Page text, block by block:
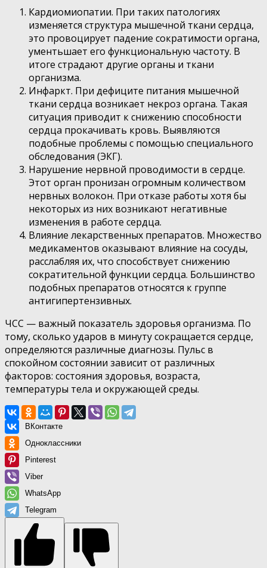
Кардиомиопатии. При таких патологиях
изменяется структура мышечной ткани сердца,
это провоцирует падение сократимости органа,
ументьшает его функциональную частоту. В
итоге страдают другие органы и ткани
организма.
Инфаркт. При дефиците питания мышечной
ткани сердца возникает некроз органа. Такая
ситуация приводит к снижению способности
сердца прокачивать кровь. Выявляются
подобные проблемы с помощью специального
обследования (ЭКГ).
Нарушение нервной проводимости в сердце.
Этот орган пронизан огромным количеством
нервных волокон. При отказе работы хотя бы
некоторых из них возникают негативные
изменения в работе сердца.
Влияние лекарственных препаратов. Множество
медикаментов оказывают влияние на сосуды,
расслабляя их, что способствует снижению
сократительной функции сердца. Большинство
подобных препаратов относятся к группе
антигипертензивных.
ЧСС — важный показатель здоровья организма. По
тому, сколько ударов в минуту сокращается сердце,
определяются различные диагнозы. Пульс в
спокойном состоянии зависит от различных
факторов: состояния здоровья, возраста,
температуры тела и окружающей среды.
ВКонтакте
Одноклассники
Pinterest
Viber
WhatsApp
Telegram